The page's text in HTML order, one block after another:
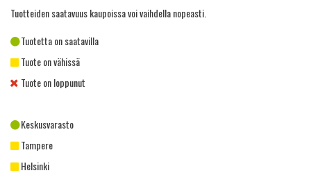
Tuotteiden saatavuus kaupoissa voi vaihdella nopeasti.
Tuotetta on saatavilla
Tuote on vähissä
Tuote on loppunut
Keskusvarasto
Tampere
Helsinki